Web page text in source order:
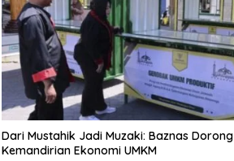
Dari Mustahik Jadi Muzaki: Baznas Dorong
Kemandirian Ekonomi UMKM